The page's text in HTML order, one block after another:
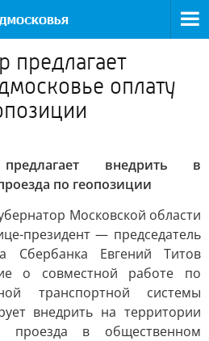
предлагает
оплату
внедрить в
по геопозиции
Московской области
президент — председатель
Сбербанка Евгений Титов
о совместной работе по
транспортной системы
внедрить на территории
проезда в общественном